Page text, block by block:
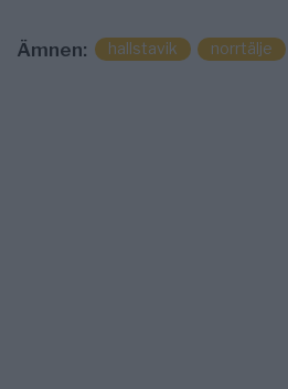
Ämnen: hallstavik norrtälje